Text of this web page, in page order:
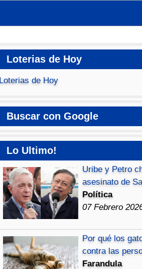
Loterias de Hoy
Loterias de Hoy
Buscar con Google
Lo Ultimo!
Uribe y Petro
asesinato de
Política
07 Febrero
Por qué los
contra las
Farandula